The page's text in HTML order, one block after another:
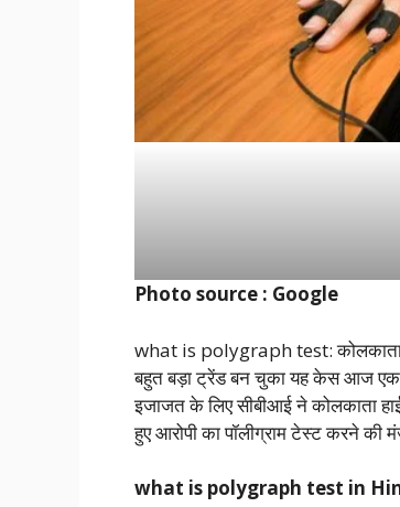
Photo source : Google
what is polygraph test: कोलकाता
बहुत बड़ा ट्रेंड बन चुका यह केस आज एक
इजाजत के लिए सीबीआई ने कोलकाता
हुए आरोपी का पॉलीग्राम टेस्ट करने की
what is polygraph test in